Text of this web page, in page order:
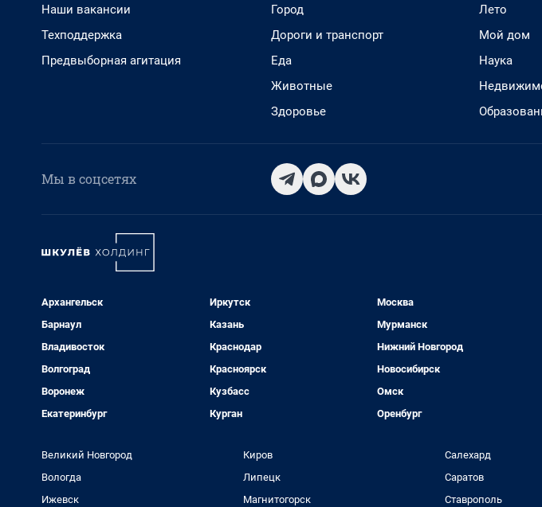
Наши вакансии
Техподдержка
Предвыборная агитация
Город
Дороги и транспорт
Еда
Животные
Здоровье
Лето
Мой дом
Наука
Мы в соцсетях
Архангельск
Барнаул
Владивосток
Волгоград
Воронеж
Екатеринбург
Иркутск
Казань
Краснодар
Красноярск
Кузбасс
Курган
Москва
Мурманск
Нижний Новгород
Новосибирск
Омск
Оренбург
Великий Новгород
Вологда
Ижевск
Киров
Липецк
Магнитогорск
Салехард
Саратов
Ставрополь